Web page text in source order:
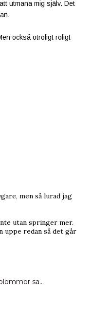
utmana mig själv. Det
också otroligt roligt
men så lurad jag
utan springer mer.
uppe redan så det går
sa…